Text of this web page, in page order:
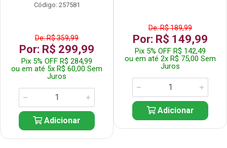
Código: 257581
De: R$ 359,99
Por: R$ 299,99
Pix 5% OFF R$ 284,99
ou em até 5x R$ 60,00 Sem
Juros
Adicionar
De: R$ 189,99
Por: R$ 149,99
Pix 5% OFF R$ 142,49
ou em até 2x R$ 75,00 Sem
Juros
Adicionar